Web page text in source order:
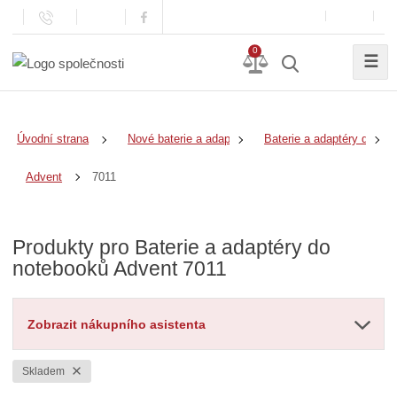
0
☰
Úvodní strana Nové baterie a adaptéry Baterie a adaptéry do
Advent 7011
Produkty pro Baterie a adaptéry do
notebooků Advent 7011
Zobrazit nákupního asistenta
Skladem